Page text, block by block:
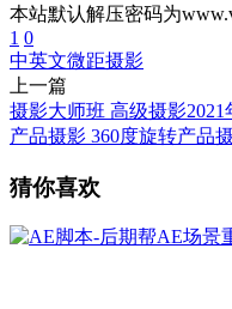
本站默认解压密码为
1 0
中英文微距摄影
上一篇
摄影大师班 高级摄影2021
产品摄影 360度旋转产品
猜你喜欢